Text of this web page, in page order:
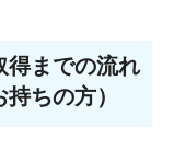
得までの流れ
ちの方）